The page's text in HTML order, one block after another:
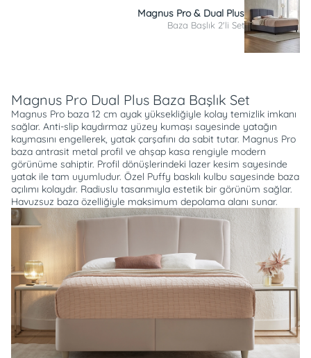
Magnus Pro & Dual Plus
Baza Başlık 2'li Set
Magnus Pro Dual Plus Baza Başlık Set
Magnus Pro baza 12 cm ayak yüksekliğiyle kolay temizlik imkanı
sağlar. Anti-slip kaydırmaz yüzey kumaşı sayesinde yatağın
kaymasını engellerek, yatak çarşafını da sabit tutar. Magnus Pro
baza antrasit metal profil ve ahşap kasa rengiyle modern
görünüme sahiptir. Profil dönüşlerindeki lazer kesim sayesinde
yatak ile tam uyumludur. Özel Puffy baskılı kulbu sayesinde baza
açılımı kolaydır. Radiuslu tasarımıyla estetik bir görünüm sağlar.
Havuzsuz baza özelliğiyle maksimum depolama alanı sunar.